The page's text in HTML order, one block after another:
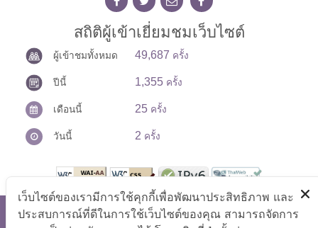
สถิติผู้เข้าเยี่ยมชมเว็บไซต์
ผู้เข้าชมทั้งหมด 49,687 ครั้ง
ปีนี้ 1,355 ครั้ง
เดือนนี้ 25 ครั้ง
วันนี้ 2 ครั้ง
สงวนลิขสิทธิ์ © 2569 สภาที่ปรึกษาเพื่อพัฒนาแรงงานแห่งชาติ
เว็บไซต์ของเรามีการใช้คุกกี้เพื่อพัฒนาประสิทธิภาพ และ
ประสบการณ์ที่ดีในการใช้เว็บไซต์ของคุณ สามารถจัดการ